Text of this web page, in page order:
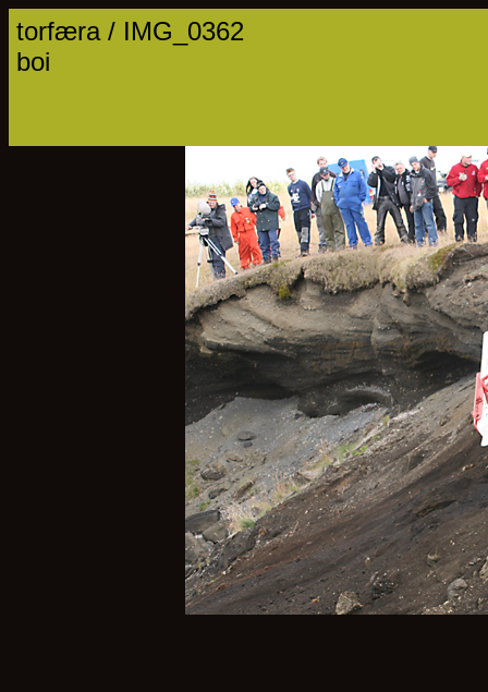
torfæra / IMG_0362
boi